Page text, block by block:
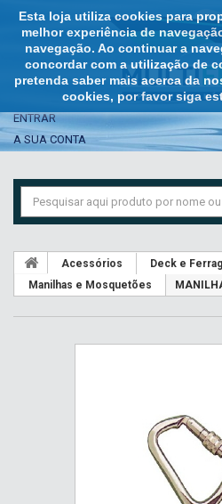
Esta loja utiliza cookies para
melhor experiência de
navegação. Ao continuar a
concordar com a utilização de
pretenda saber mais acerca da
cookies, por favor siga
ENTRAR
A SUA CONTA
Acessórios
Deck e
Manilhas e Mosquetões